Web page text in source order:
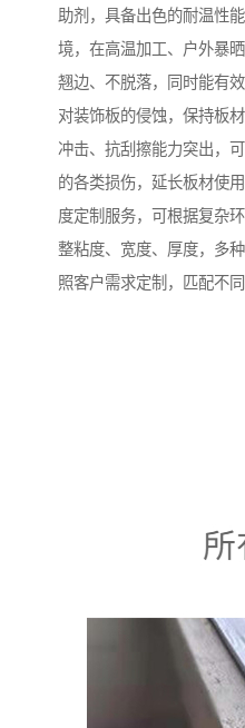
助剂，具备出色的耐温性
境，在高温加工、户外暴
翘边、不脱落，同时能有
对装饰板的侵蚀，保持板
冲击、抗刮擦能力突出，
的各类损伤，延长板材使
度定制服务，可根据复杂
整粘度、宽度、厚度，多
照客户需求定制，匹配不